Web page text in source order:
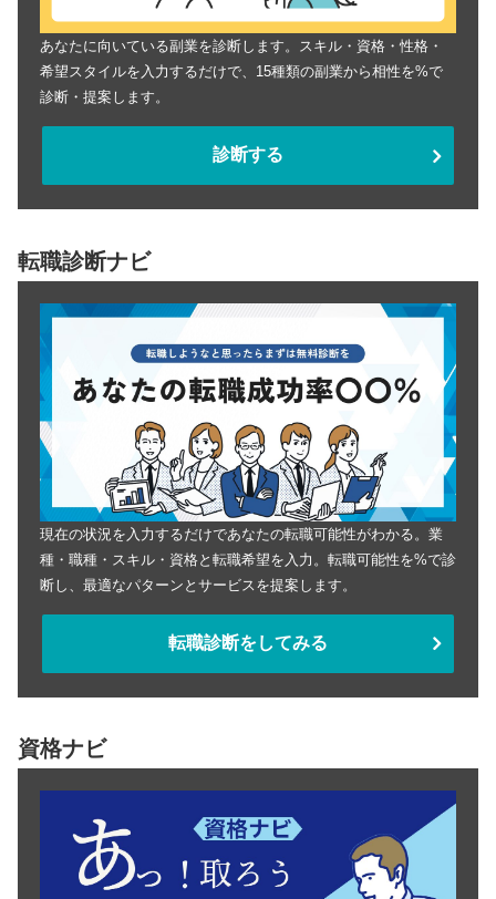
あなたに向いている副業を診断します。スキル・資格・性格・
希望スタイルを入力するだけで、15種類の副業から相性を%で
診断・提案します。
診断する
転職診断ナビ
現在の状況を入力するだけであなたの転職可能性がわかる。業
種・職種・スキル・資格と転職希望を入力。転職可能性を%で診
断し、最適なパターンとサービスを提案します。
転職診断をしてみる
資格ナビ